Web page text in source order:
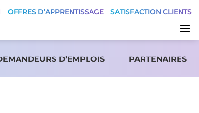
OFFRES D’APPRENTISSAGE SATISFACTION CLIENTS
D’EMPLOIS PARTENAIRES